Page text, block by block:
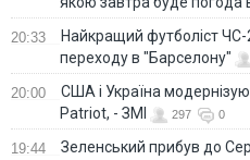
20:33
Найкращий футболіст
переходу в "Барселону"
20:00
США і Україна
Patriot, - ЗМІ
297 0
19:44 Зеленський прибув до